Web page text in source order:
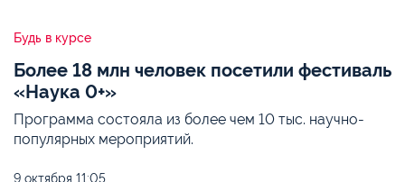
Будь в курсе
Более 18 млн человек посетили фестиваль
«Наука 0+»
Программа состояла из более чем 10 тыс. научно-
популярных мероприятий.
9 октября 11:05